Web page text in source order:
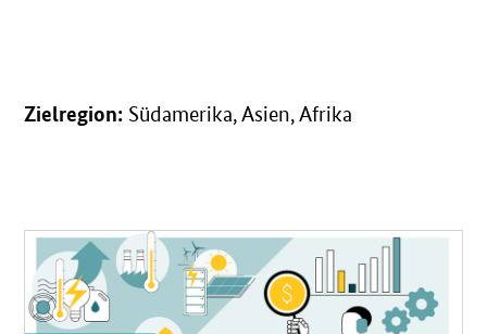
Zielregion: Südamerika, Asien, Afrika